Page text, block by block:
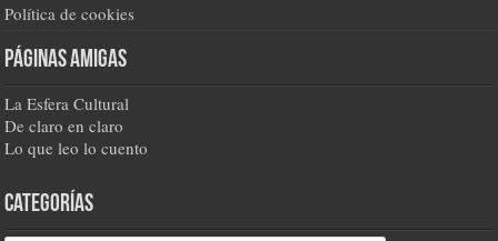
Política de cookies
Páginas amigas
La Esfera Cultural
De claro en claro
Lo que leo lo cuento
Categorías